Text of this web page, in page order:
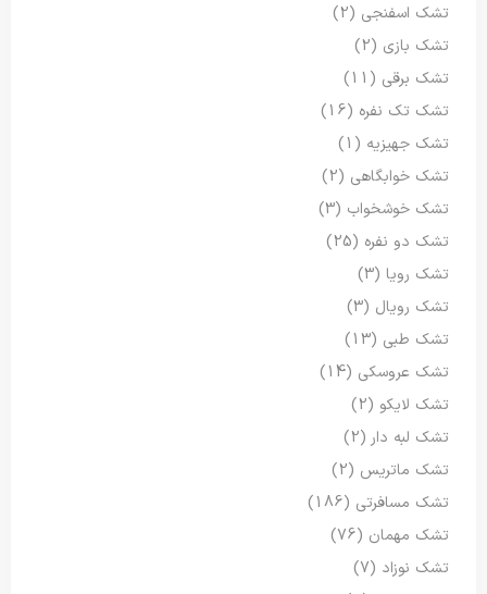
تشک اسفنجی (2)
تشک بازی (2)
تشک برقی (11)
تشک تک نفره (16)
تشک جهیزیه (1)
تشک خوابگاهی (2)
تشک خوشخواب (3)
تشک دو نفره (25)
تشک رویا (3)
تشک رویال (3)
تشک طبی (13)
تشک عروسکی (14)
تشک لایکو (2)
تشک لبه دار (2)
تشک ماتریس (2)
تشک مسافرتی (186)
تشک مهمان (76)
تشک نوزاد (7)